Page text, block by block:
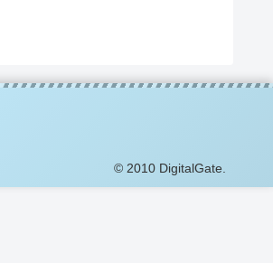
© 2010 DigitalGate.